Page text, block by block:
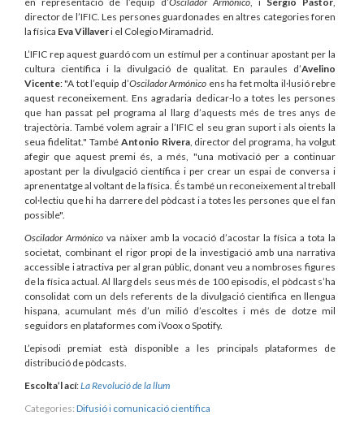
director de l’IFIC. Les persones guardonades en altres categories foren
la física Eva Villaveri el Colegio Miramadrid.
L’IFIC rep aquest guardó com un estímul per a continuar apostant per la
cultura científica i la divulgació de qualitat. En paraules d’Avelino
Vicente: "A tot l’equip d’Oscilador Armónico ens ha fet molta il·lusió rebre
aquest reconeixement. Ens agradaria dedicar-lo a totes les persones
que han passat pel programa al llarg d’aquests més de tres anys de
trajectòria. També volem agrair a l’IFIC el seu gran suport i als oients la
seua fidelitat." També Antonio Rivera, director del programa, ha volgut
afegir que aquest premi és, a més, "una motivació per a continuar
apostant per la divulgació científica i per crear un espai de conversa i
aprenentatge al voltant de la física. És també un reconeixement al treball
col·lectiu que hi ha darrere del pòdcast i a totes les persones que el fan
possible".
Oscilador Armónico va nàixer amb la vocació d’acostar la física a tota la
societat, combinant el rigor propi de la investigació amb una narrativa
accessible i atractiva per al gran públic, donant veu a nombroses figures
de la física actual. Al llarg dels seus més de 100 episodis, el pòdcast s’ha
consolidat com un dels referents de la divulgació científica en llengua
hispana, acumulant més d’un milió d’escoltes i més de dotze mil
seguidors en plataformes com iVoox o Spotify.
L’episodi premiat està disponible a les principals plataformes de
distribució de pòdcasts.
Escolta’l ací:La Revolució de la llum
Categories: Difusió i comunicació científica